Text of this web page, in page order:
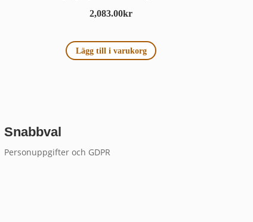
2,083.00kr
Lägg till i varukorg
Snabbval
Personuppgifter och GDPR